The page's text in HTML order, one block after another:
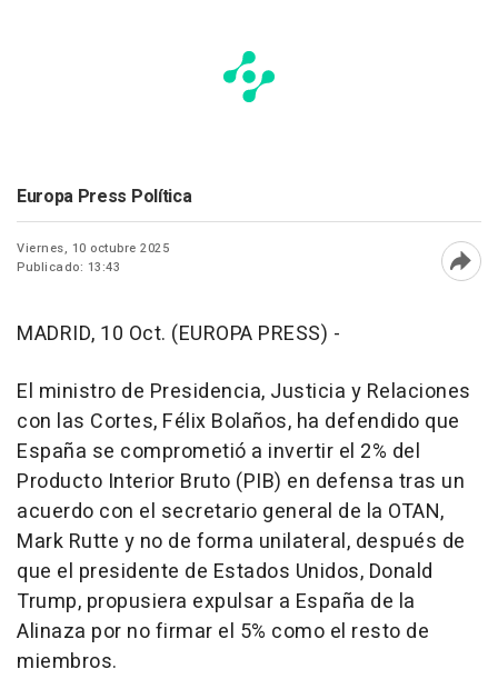
Europa Press Política
Viernes, 10 octubre 2025
Publicado: 13:43
MADRID, 10 Oct. (EUROPA PRESS) -
El ministro de Presidencia, Justicia y Relaciones
con las Cortes, Félix Bolaños, ha defendido que
España se comprometió a invertir el 2% del
Producto Interior Bruto (PIB) en defensa tras un
acuerdo con el secretario general de la OTAN,
Mark Rutte y no de forma unilateral, después de
que el presidente de Estados Unidos, Donald
Trump, propusiera expulsar a España de la
Alinaza por no firmar el 5% como el resto de
miembros.